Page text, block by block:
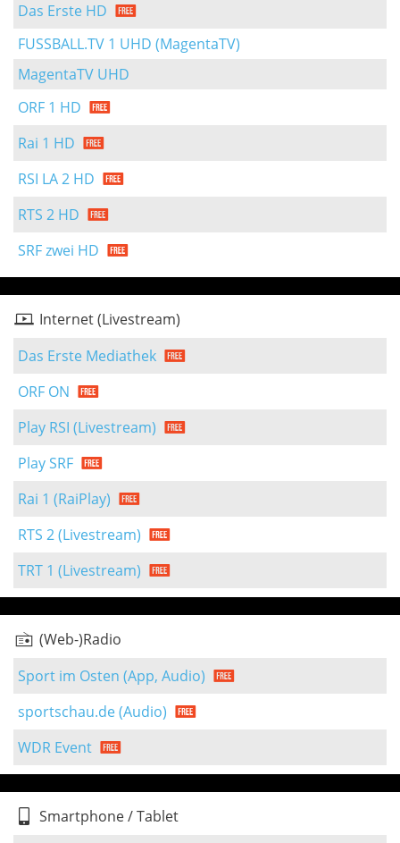
Das Erste HD
FUSSBALL.TV 1 UHD (MagentaTV)
MagentaTV UHD
ORF 1 HD
Rai 1 HD
RSI LA 2 HD
RTS 2 HD
SRF zwei HD
Internet (Livestream)
Das Erste Mediathek
ORF ON
Play RSI (Livestream)
Play SRF
Rai 1 (RaiPlay)
RTS 2 (Livestream)
TRT 1 (Livestream)
(Web-)Radio
Sport im Osten (App, Audio)
sportschau.de (Audio)
WDR Event
Smartphone / Tablet